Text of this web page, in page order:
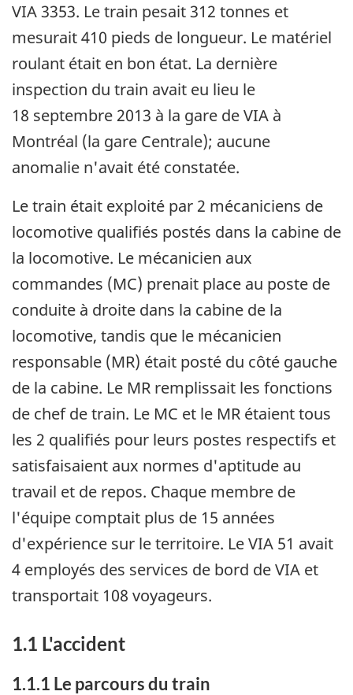
VIA 3353. Le train pesait 312 tonnes et
mesurait 410 pieds de longueur. Le matériel
roulant était en bon état. La dernière
inspection du train avait eu lieu le
18 septembre 2013 à la gare de VIA à
Montréal (la gare Centrale); aucune
anomalie n'avait été constatée.
Le train était exploité par 2 mécaniciens de
locomotive qualifiés postés dans la cabine de
la locomotive. Le mécanicien aux
commandes (MC) prenait place au poste de
conduite à droite dans la cabine de la
locomotive, tandis que le mécanicien
responsable (MR) était posté du côté gauche
de la cabine. Le MR remplissait les fonctions
de chef de train. Le MC et le MR étaient tous
les 2 qualifiés pour leurs postes respectifs et
satisfaisaient aux normes d'aptitude au
travail et de repos. Chaque membre de
l'équipe comptait plus de 15 années
d'expérience sur le territoire. Le VIA 51 avait
4 employés des services de bord de VIA et
transportait 108 voyageurs.
1.1 L'accident
1.1.1 Le parcours du train